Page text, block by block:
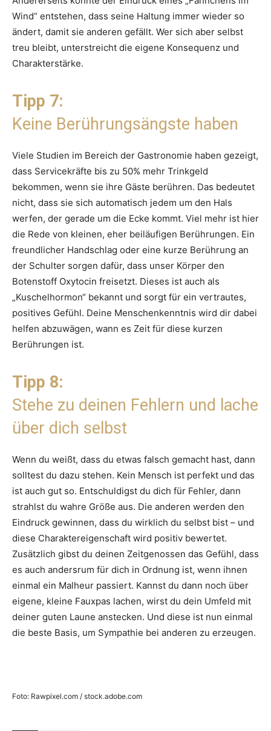
Wind“ entstehen, dass seine Haltung immer wieder so
ändert, damit sie anderen gefällt. Wer sich aber selbst
treu bleibt, unterstreicht die eigene Konsequenz und
Charakterstärke.
Tipp 7:
Keine Berührungsängste haben
Viele Studien im Bereich der Gastronomie haben gezeigt,
dass Servicekräfte bis zu 50% mehr Trinkgeld
bekommen, wenn sie ihre Gäste berühren. Das bedeutet
nicht, dass sie sich automatisch jedem um den Hals
werfen, der gerade um die Ecke kommt. Viel mehr ist hier
die Rede von kleinen, eher beiläufigen Berührungen. Ein
freundlicher Handschlag oder eine kurze Berührung an
der Schulter sorgen dafür, dass unser Körper den
Botenstoff Oxytocin freisetzt. Dieses ist auch als
„Kuschelhormon“ bekannt und sorgt für ein vertrautes,
positives Gefühl. Deine Menschenkenntnis wird dir dabei
helfen abzuwägen, wann es Zeit für diese kurzen
Berührungen ist.
Tipp 8:
Stehe zu deinen Fehlern und lache
über dich selbst
Wenn du weißt, dass du etwas falsch gemacht hast, dann
solltest du dazu stehen. Kein Mensch ist perfekt und das
ist auch gut so. Entschuldigst du dich für Fehler, dann
strahlst du wahre Größe aus. Die anderen werden den
Eindruck gewinnen, dass du wirklich du selbst bist – und
diese Charaktereigenschaft wird positiv bewertet.
Zusätzlich gibst du deinen Zeitgenossen das Gefühl, dass
es auch andersrum für dich in Ordnung ist, wenn ihnen
einmal ein Malheur passiert. Kannst du dann noch über
eigene, kleine Fauxpas lachen, wirst du dein Umfeld mit
deiner guten Laune anstecken. Und diese ist nun einmal
die beste Basis, um Sympathie bei anderen zu erzeugen.
Foto: Rawpixel.com / stock.adobe.com